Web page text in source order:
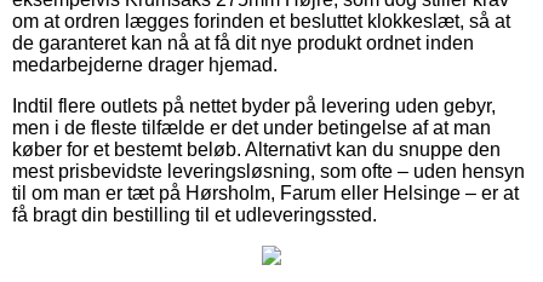
om at ordren lægges forinden et besluttet klokkeslæt, så at
de garanteret kan nå at få dit nye produkt ordnet inden
medarbejderne drager hjemad.
Indtil flere outlets på nettet byder på levering uden gebyr,
men i de fleste tilfælde er det under betingelse af at man
køber for et bestemt beløb. Alternativt kan du snuppe den
mest prisbevidste leveringsløsning, som ofte – uden hensyn
til om man er tæt på Hørsholm, Farum eller Helsinge – er at
få bragt din bestilling til et udleveringssted.